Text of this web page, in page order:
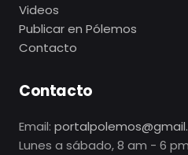
Videos
Publicar en Pólemos
Contacto
Contacto
Email:
Lunes a sábado, 8 am - 6 pm